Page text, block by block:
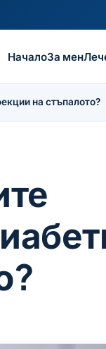
НачалоЗа мен
на стъпалото?